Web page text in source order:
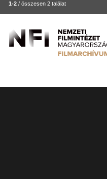
1-2 / összesen 2 találat